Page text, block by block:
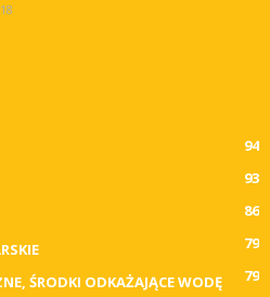
94
93
86
79
ŚRODKI ODKAŻAJĄCE WODĘ
79